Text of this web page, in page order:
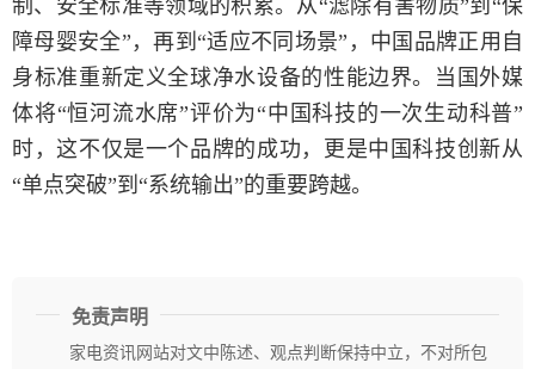
制、安全标准等领域的积累。从“滤除有害物质”到“保
障母婴安全”，再到“适应不同场景”，中国品牌正用自
身标准重新定义全球净水设备的性能边界。当国外媒
体将“恒河流水席”评价为“中国科技的一次生动科普”
时，这不仅是一个品牌的成功，更是中国科技创新从
“单点突破”到“系统输出”的重要跨越。
免责声明
家电资讯网站对文中陈述、观点判断保持中立，不对所包